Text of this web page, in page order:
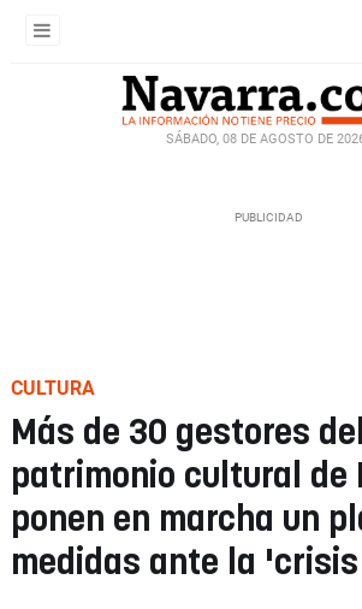
SÁBADO, 08 DE AGOSTO DE
CULTURA
Más de 30 gestores del
patrimonio cultural de
ponen en marcha un
medidas ante la 'crisis